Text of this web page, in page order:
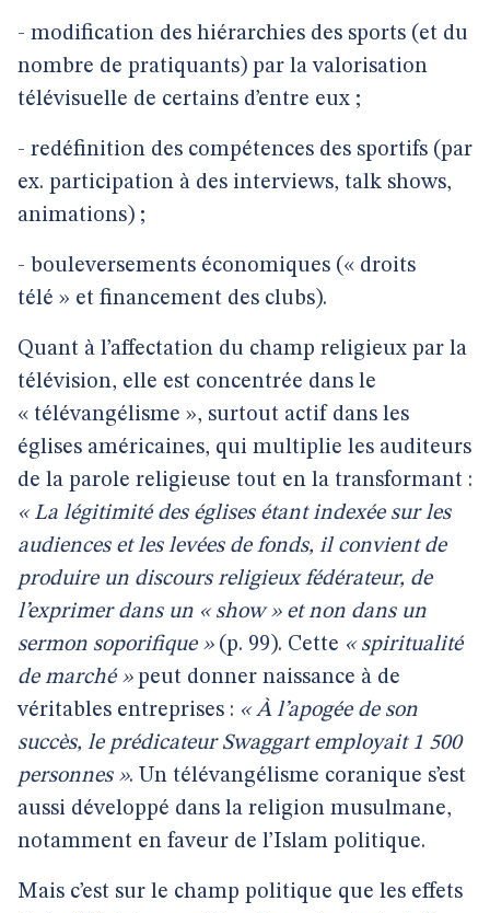
- modification des hiérarchies des sports (et du
nombre de pratiquants) par la valorisation
télévisuelle de certains d’entre eux ;
- redéfinition des compétences des sportifs (par
ex. participation à des interviews, talk shows,
animations) ;
- bouleversements économiques (« droits
télé » et financement des clubs).
Quant à l’affectation du champ religieux par la
télévision, elle est concentrée dans le
« télévangélisme », surtout actif dans les
églises américaines, qui multiplie les auditeurs
de la parole religieuse tout en la transformant :
« La légitimité des églises étant indexée sur les
audiences et les levées de fonds, il convient de
produire un discours religieux fédérateur, de
l’exprimer dans un « show » et non dans un
sermon soporifique »(p. 99). Cette « spiritualité
de marché »peut donner naissance à de
véritables entreprises : « À l’apogée de son
succès, le prédicateur Swaggart employait 1 500
personnes ». Un télévangélisme coranique s’est
aussi développé dans la religion musulmane,
notamment en faveur de l’Islam politique.
Mais c’est sur le champ politique que les effets